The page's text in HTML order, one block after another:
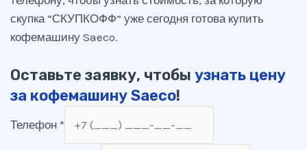
скупка “СКУПКОФФ” уже сегодня готова купить
кофемашину Saeco.
Оставьте заявку, чтобы узнать цену
за кофемашину Saeco!
Телефон *